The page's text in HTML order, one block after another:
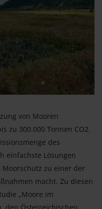
von Mooren
zu 300.000 Tonnen CO2.
des
einfachste Lösungen
zu einer der
macht. Zu diesen
„Moore im
den Österreichischen